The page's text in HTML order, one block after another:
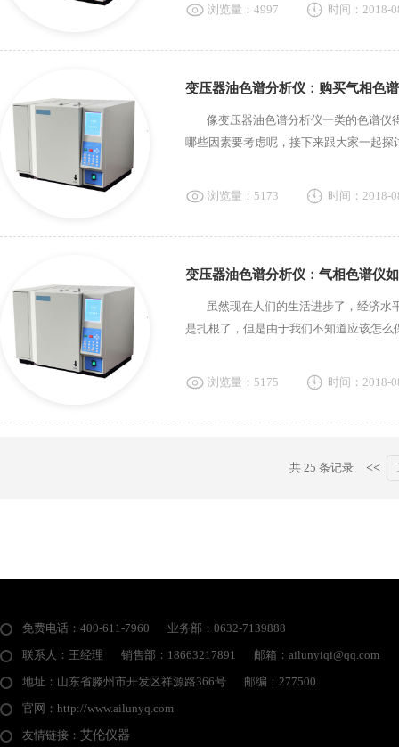
浏览量：4997 时间：2018-
像变压器油色谱分析仪一类的色谱仪
哪些因素要考虑呢，接下来跟大家一起
浏览量：5173 时间：2018-
变压器油色谱分析仪：气相色谱仪
虽然现在人们的生活进步了，经济水
是扎根了，但是由于我们不知道应该怎
浏览量：5175 时间：2018-
共 25 条记录 <<
免费电话：400-611-7960
业务部：0632-7139888
联系人：王经理
销售部：18663217891
邮箱：ailunyiqi@qq.com
地址：山东省滕州市开发区祥源路366号
邮编：277500
官网：http://www.ailunyq.com
友情链接： 艾伦仪器